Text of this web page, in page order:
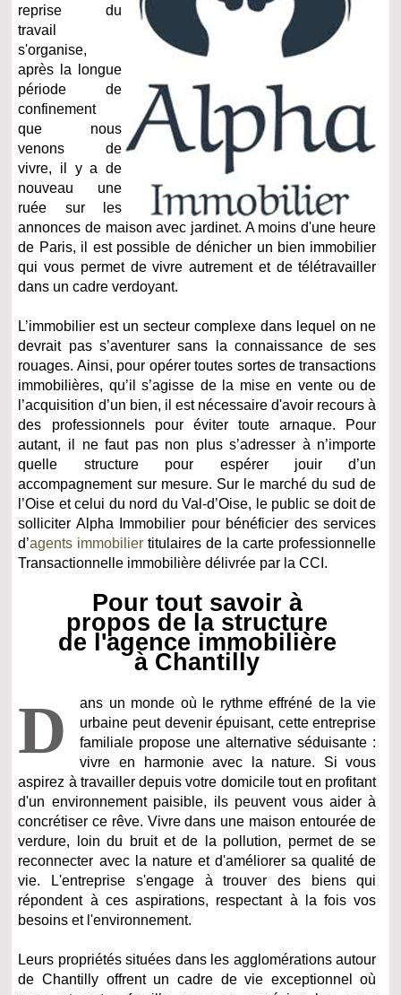
reprise du
travail
s'organise,
après la longue
période de
confinement
que nous
venons de
vivre, il y a de
nouveau une
ruée sur les
annonces de maison avec jardinet. A moins d'une heure
de Paris, il est possible de dénicher un bien immobilier
qui vous permet de vivre autrement et de télétravailler
dans un cadre verdoyant.
L’immobilier est un secteur complexe dans lequel on ne
devrait pas s’aventurer sans la connaissance de ses
rouages. Ainsi, pour opérer toutes sortes de transactions
immobilières, qu’il s’agisse de la mise en vente ou de
l’acquisition d’un bien, il est nécessaire d'avoir recours à
des professionnels pour éviter toute arnaque. Pour
autant, il ne faut pas non plus s’adresser à n’importe
quelle structure pour espérer jouir d’un
accompagnement sur mesure. Sur le marché du sud de
l’Oise et celui du nord du Val-d’Oise, le public se doit de
solliciter Alpha Immobilier pour bénéficier des services
d’agents immobilier titulaires de la carte professionnelle
Transactionnelle immobilière délivrée par la CCI.
Pour tout savoir à
propos de la structure
de l'agence immobilière
à Chantilly
D
ans un monde où le rythme effréné de la vie
urbaine peut devenir épuisant, cette entreprise
familiale propose une alternative séduisante :
vivre en harmonie avec la nature. Si vous
aspirez à travailler depuis votre domicile tout en profitant
d'un environnement paisible, ils peuvent vous aider à
concrétiser ce rêve. Vivre dans une maison entourée de
verdure, loin du bruit et de la pollution, permet de se
reconnecter avec la nature et d'améliorer sa qualité de
vie. L'entreprise s'engage à trouver des biens qui
répondent à ces aspirations, respectant à la fois vos
besoins et l'environnement.
Leurs propriétés situées dans les agglomérations autour
de Chantilly offrent un cadre de vie exceptionnel où